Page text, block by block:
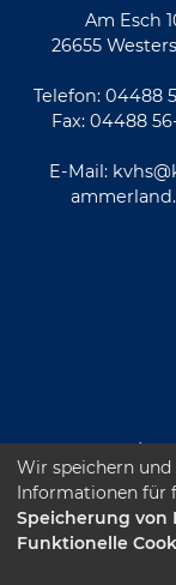
Am Esch
26655
Telefon: 04488
Fax: 04488
E-Mail:
Sitemap
Wir speichern und
Informationen für
Speicherung von
Funktionelle